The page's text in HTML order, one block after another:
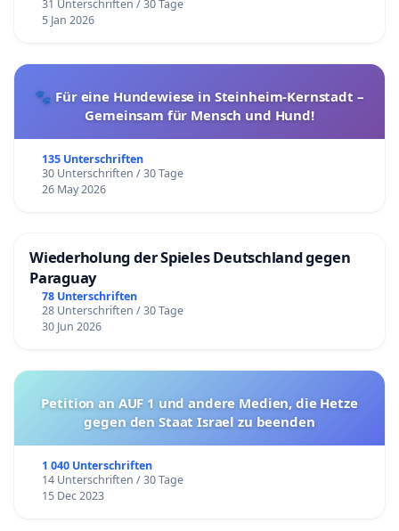
31 Unterschriften / 30 Tage
5 Jan 2026
🐾 Für eine Hundewiese in Steinheim-Kernstadt –
Gemeinsam für Mensch und Hund!
135 Unterschriften
30 Unterschriften / 30 Tage
26 May 2026
Wiederholung der Spieles Deutschland gegen
Paraguay
78 Unterschriften
28 Unterschriften / 30 Tage
30 Jun 2026
Petition an AUF 1 und andere Medien, die Hetze
gegen den Staat Israel zu beenden
1 040 Unterschriften
14 Unterschriften / 30 Tage
15 Dec 2023